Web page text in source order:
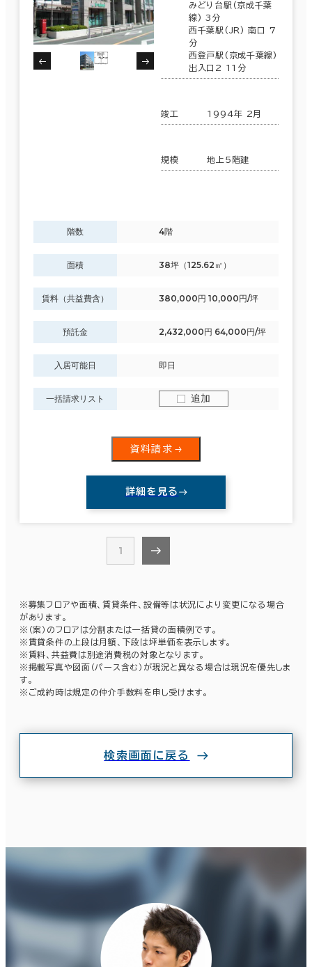
みどり台駅(京成千葉
線) 3分
西千葉駅(JR) 南口 7
分
西登戸駅(京成千葉線)
出入口2 11分
竣工 1994年 2月
規模 地上5階建
階数 4階
面積 38坪（125.62㎡）
賃料（共益費含） 380,000円 10,000円/坪
預託金 2,432,000円 64,000円/坪
入居可能日 即日
一括請求リスト 追加
資料請求
詳細を見る
1
※募集フロアや面積、賃貸条件、設備等は状況により変更になる場合
があります。
※（案）のフロアは分割または一括貸の面積例です。
※賃貸条件の上段は月額、下段は坪単価を表示します。
※賃料、共益費は別途消費税の対象となります。
※掲載写真や図面（パース含む）が現況と異なる場合は現況を優先しま
す。
※ご成約時は規定の仲介手数料を申し受けます。
検索画面に戻る
エリアを追加・変更する
茨城県
(189)
千葉県
(4,023)
神奈川県 (1,081)
該当数 6室
駅徒歩
3か月以内
６か月以内
６か月以上
築年数
建築中
5年以内
その他
制震・免震構造
駐車場設備あり
6室
この条件で検索する